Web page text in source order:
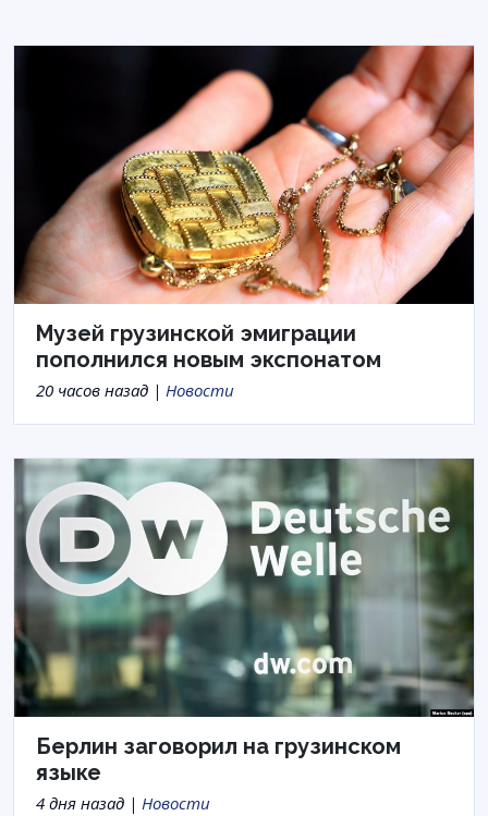
Музей грузинской эмиграции
пополнился новым экспонатом
20 часов назад | Новости
Берлин заговорил на грузинском
языке
4 дня назад | Новости